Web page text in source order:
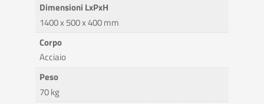
Dimensioni LxPxH
1400 x 500 x 400 mm
Corpo
Acciaio
Peso
70 kg